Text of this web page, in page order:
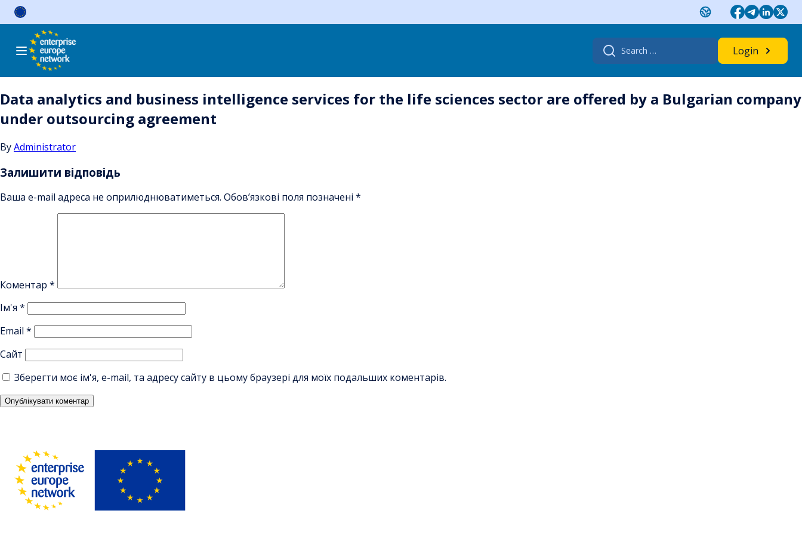
Skip
Search
for:
Login
Data analytics and business intelligence services for the life sciences sector are offered by a Bulgarian company
under outsourcing agreement
ByAdministrator
Залишити відповідь
Ваша e-mail адреса не оприлюднюватиметься. Обов’язкові поля позначені *
Коментар *
Ім'я *
Email *
Сайт
Зберегти моє ім'я, e-mail, та адресу сайту в цьому браузері для моїх подальших коментарів.